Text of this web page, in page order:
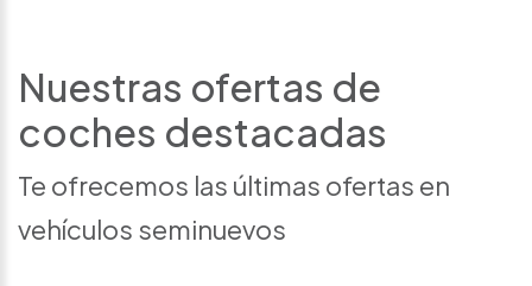
Nuestras ofertas de
coches destacadas
Te ofrecemos las últimas ofertas en
vehículos seminuevos